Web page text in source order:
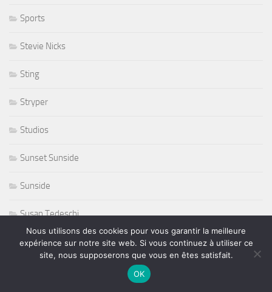
Sports
Stevie Nicks
Sting
Stryper
Studios
Sunset Sunside
Sunside
Susan Tedeschi
Ted Curson
Nous utilisons des cookies pour vous garantir la meilleure
expérience sur notre site web. Si vous continuez à utiliser ce
site, nous supposerons que vous en êtes satisfait.
OK